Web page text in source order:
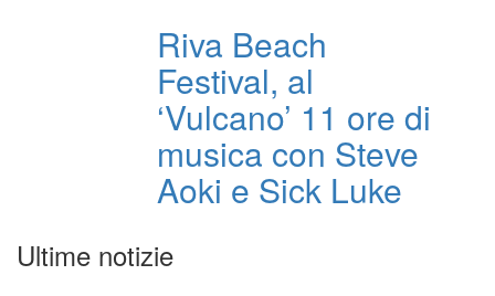
Riva Beach
Festival, al
‘Vulcano’ 11 ore di
musica con Steve
Aoki e Sick Luke
Ultime notizie